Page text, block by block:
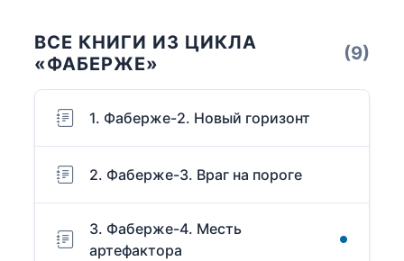
ВСЕ КНИГИ ИЗ ЦИКЛА
«ФАБЕРЖЕ»
(9)
1. Фаберже-2. Новый горизонт
2. Фаберже-3. Враг на пороге
3. Фаберже-4. Месть
артефактора